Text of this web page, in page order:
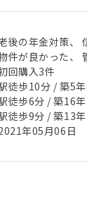
後の年金対策、
件が良かった、
回購入3件
徒歩10分 / 築5
徒歩6分 / 築16
徒歩9分 / 築13
年05月06日